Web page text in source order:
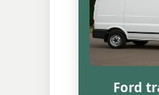
Ford